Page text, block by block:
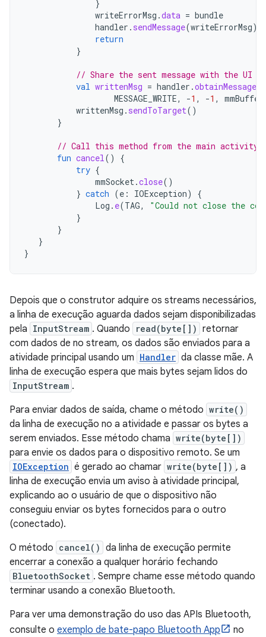
}
writeErrorMsg .data = bundle
handler . sendMessage(writeErrorMsg)
return
}
// Share the sent message with the UI
val writtenMsg = handler .obtainMessage
MESSAGE_WRITE, -1 , -1 , mmBuffer
writtenMsg . sendToTarget()
}
// Call this method from the main activity
fun cancel()
{
try {
mmSocket.close()
} catch (e : IOException)
{
Log . e(TAG,
"Could not close the
}
}
}
}
Depois que o construtor adquire os streams necessários,
a linha de execução aguarda dados sejam disponibilizadas
pela InputStream . Quando read(byte[]) retornar
com dados de no stream, os dados são enviados para a
atividade principal usando um Handler da classe mãe. A
linha de execução espera que mais bytes sejam lidos do
InputStream .
Para enviar dados de saída, chame o método write()
da linha de execução no a atividade e passar os bytes a
serem enviados. Esse método chama write(byte[])
para envie os dados para o dispositivo remoto. Se um
IOException é gerado ao chamar write(byte[]) , a
linha de execução envia um aviso à atividade principal,
explicando ao o usuário de que o dispositivo não
conseguiu enviar os bytes fornecidos para o outro
(conectado).
O método cancel() da linha de execução permite
encerrar a conexão a qualquer horário fechando
BluetoothSocket . Sempre chame esse método quando
terminar usando a conexão Bluetooth.
Para ver uma demonstração do uso das APIs Bluetooth,
consulte o exemplo de bate-papo Bluetooth App
no